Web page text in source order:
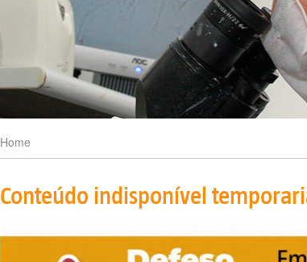
Home
Conteúdo indisponível